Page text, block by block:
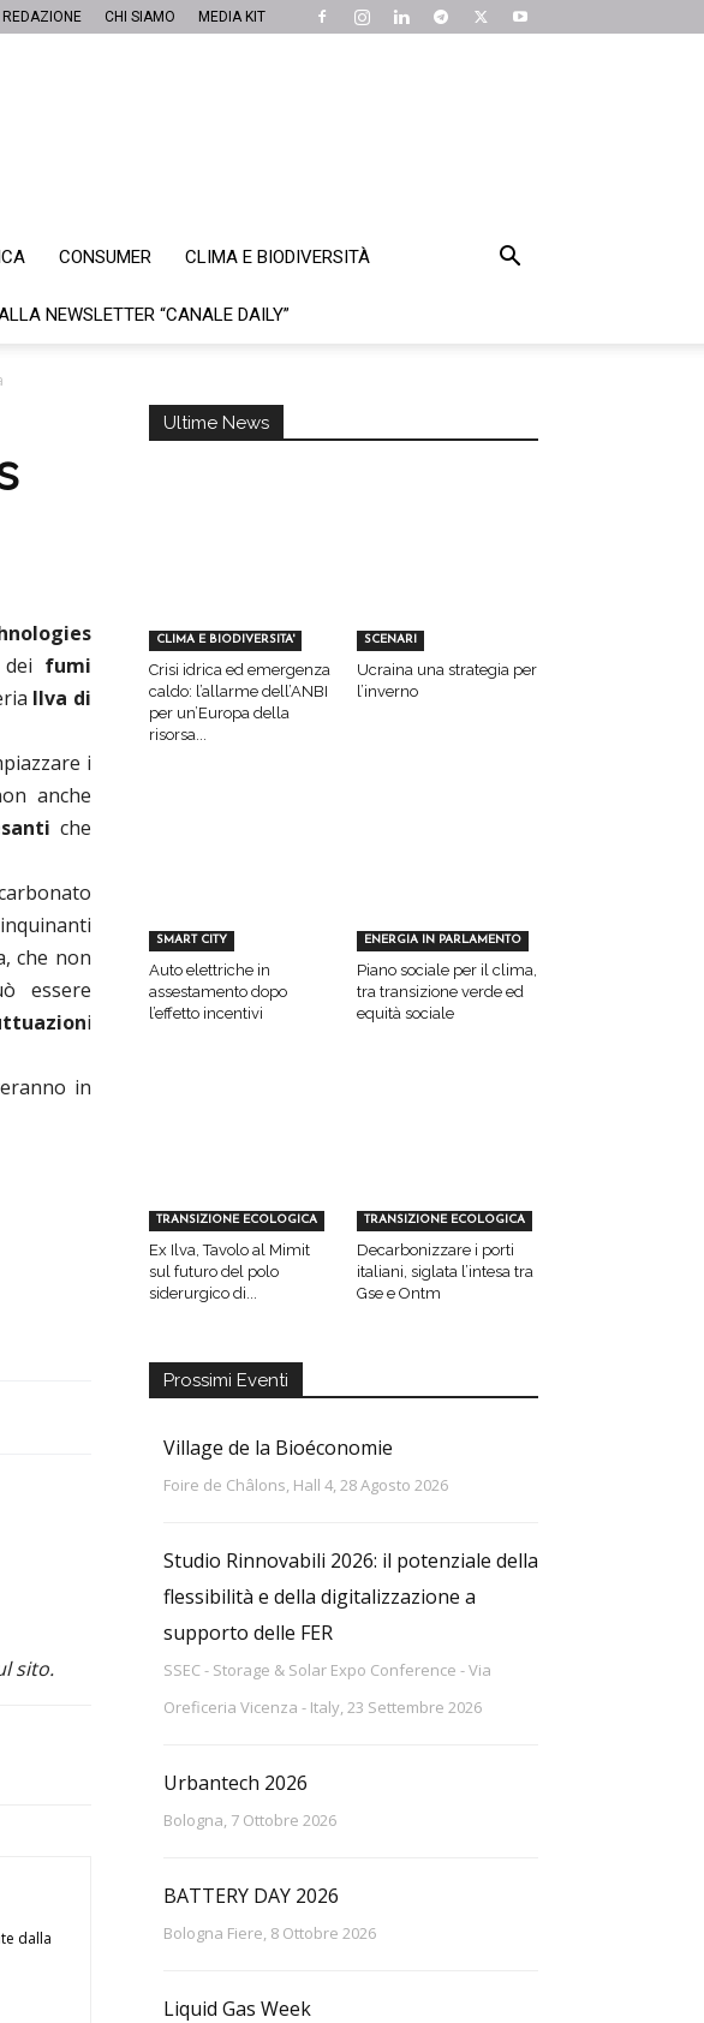
REDAZIONE CHI SIAMO MEDIA KIT
CONSUMER CLIMA E BIODIVERSITÀ
NEWSLETTER “CANALE DAILY”
dei fumi
Ilva di
i
anche
che
che non
essere
i
in
sito.
dalla
Ultime News
CLIMA E BIODIVERSITA'
Crisi idrica ed emergenza
caldo: l’allarme dell’ANBI
per un’Europa della
risorsa...
SCENARI
Ucraina una strategia per
l’inverno
SMART CITY
Auto elettriche in
assestamento dopo
l’effetto incentivi
ENERGIA IN PARLAMENTO
Piano sociale per il clima,
tra transizione verde ed
equità sociale
TRANSIZIONE ECOLOGICA
Ex Ilva, Tavolo al Mimit
sul futuro del polo
siderurgico di...
TRANSIZIONE ECOLOGICA
Decarbonizzare i porti
italiani, siglata l’intesa tra
Gse e Ontm
Prossimi Eventi
Village de la Bioéconomie
Foire de Châlons, Hall 4, 28 Agosto 2026
Studio Rinnovabili 2026: il potenziale della
flessibilità e della digitalizzazione a
supporto delle FER
SSEC - Storage & Solar Expo Conference - Via
Oreficeria Vicenza - Italy, 23 Settembre 2026
Urbantech 2026
Bologna, 7 Ottobre 2026
BATTERY DAY 2026
Bologna Fiere, 8 Ottobre 2026
Liquid Gas Week